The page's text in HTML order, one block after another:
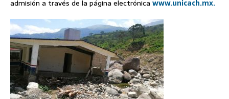
admisión a través de la página electrónica www.unicach.mx.